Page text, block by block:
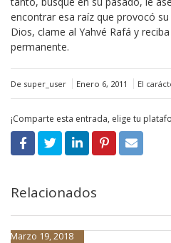
encontrar esa raíz que provocó
Dios, clame al Yahvé Rafá y
permanente.
De super_user Enero 6, 2011 El
¡Comparte esta entrada, elige tu
Relacionados
Marzo 19, 2018